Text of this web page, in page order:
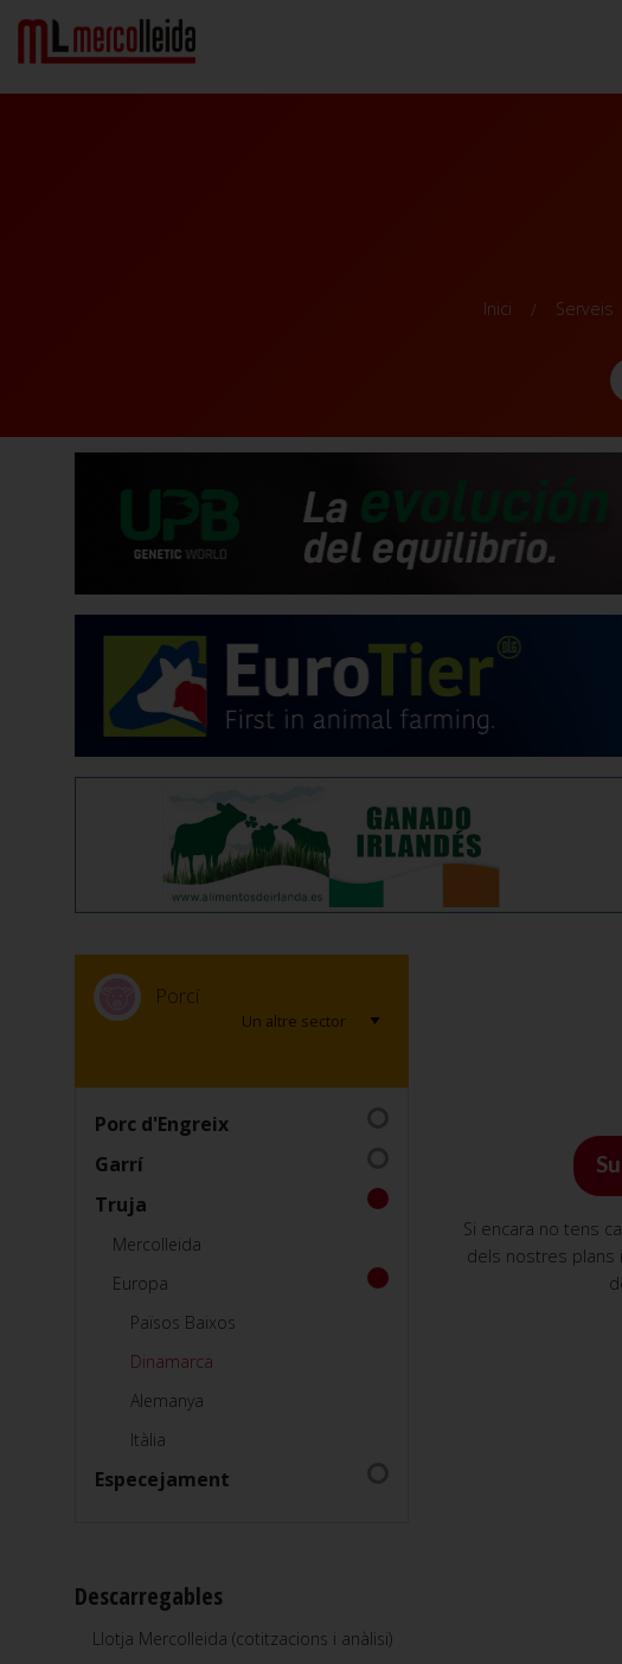
Inici Serveis
Porcí
Porc d'Engreix
Garrí
Truja
Mercolleida
Europa
Països Baixos
Dinamarca
Alemanya
Itàlia
Especejament
Descarregables
Llotja Mercolleida (cotitzacions i anàlisi)
Si encara no tens
dels nostres plans